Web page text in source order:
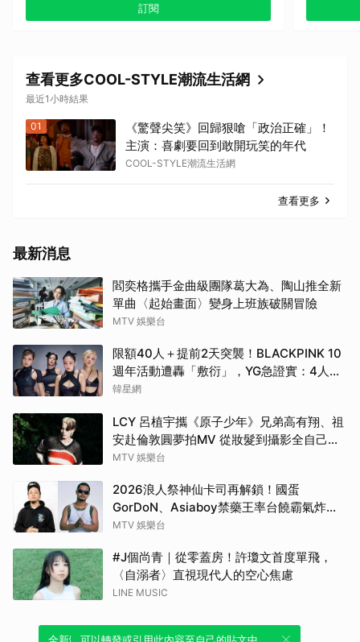
訂閱
查看更多COOL-STYLE潮流生活網
最近1小時結果
01
《驚聲尖笑》回歸狠嗆「政治正確」！
主演：喜劇要回到敢開玩笑的年代
COOL-STYLE潮流生活網
查看更多
最新消息
閻奕格攜手金曲級團隊葛大為、陶山推全新
單曲〈起始畫面〉變身上班族破關冒險
MTV 娛樂台
限額40人＋提前2天突襲！BLACKPINK 10
週年活動遭轟「敷衍」，YG急證實：4人確
定完全體出席
韓星網
LCY 呂植宇攜《原子少年》兄弟高有翔、祖
安赴倫敦圓夢拍MV 從妝髮到攝影全自己
來！
MTV 娛樂台
2026浪人祭神仙卡司再解鎖！國蛋
GorDoN、Asiaboy禁藥王率台饒霸氣炸翻
府城 11 月安平重磅開躁！
MTV 娛樂台
#J個尚青｜從零蓋房！許瓊文首度單飛，
〈自溺者〉直視現代人的空心焦慮
LINE MUSIC